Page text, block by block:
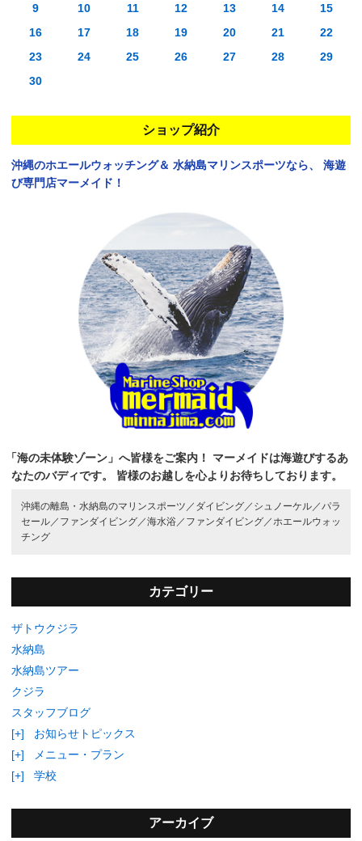
9
10 11 12 13 14
15
16
17 18 19 20 21
22
23
24 25 26 27 28
29
30
ショップ紹介
沖縄のホエールウォッチング＆ 水納島マリンスポーツなら、
海遊
び専門店マーメイド！
「海の未体験ゾーン」へ皆様をご案内！
マーメイドは海遊びするあ
なたのバディです。
皆様のお越しを心よりお待ちしております。
沖縄の離島・水納島のマリンスポーツ／ ダイビング／ シュノーケル／パラ
セール／ ファンダイビング／海水浴／ ファンダイビング／ホエールウォッ
チング
カテゴリー
ザトウクジラ
水納島
水納島ツアー
クジラ
スタッフブログ
[+]
お知らせトピックス
[+]
メニュー・プラン
[+]
学校
アーカイブ